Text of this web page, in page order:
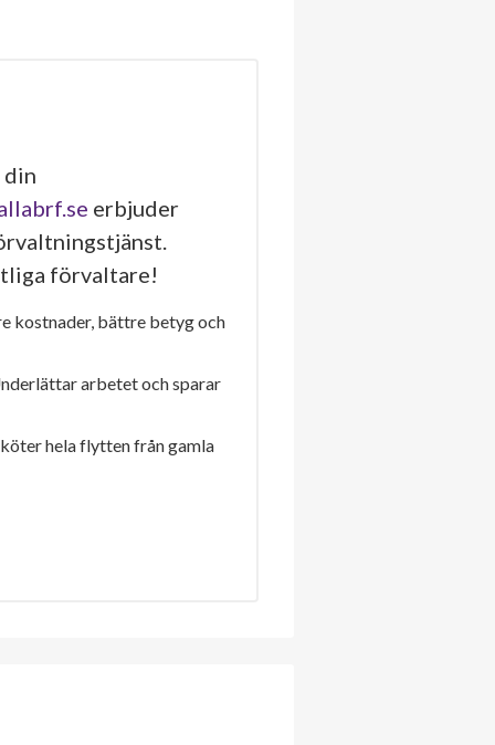
erbjuder
förvaltare!
kostnader, bättre betyg och
arbetet och sparar
hela flytten från gamla